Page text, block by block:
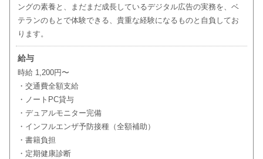
ングの素養と、まだまだ成長しているデジタル広告の実務を、ベ
テランのもとで体験できる、貴重な経験になるものと自負してお
ります。
給与
時給 1,200円〜
・交通費全額支給
・ノートPC貸与
・デュアルモニター完備
・インフルエンザ予防接種（全額補助）
・書籍負担
・定期健康診断